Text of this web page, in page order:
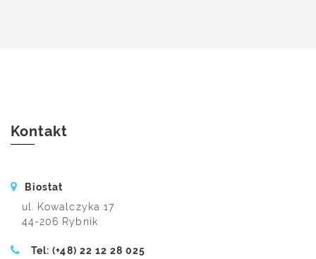
Kontakt
Biostat
ul. Kowalczyka 17
44-206 Rybnik
Tel: (+48) 22 12 28 025